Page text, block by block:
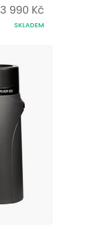
3 990 Kč
SKLADEM